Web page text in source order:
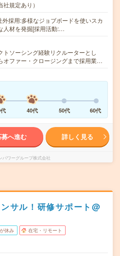
規定あり）
採用:多様なジョブボードを使いスカ
人材を発掘[採用活動:…
トソーシング経験リクルーターとし
オファー・クロージングまで採用業…
40代 50代 60代
募へ進む 詳しく見る
パワーグループ株式会社
サル！研修サポート@
休み 在宅・リモート